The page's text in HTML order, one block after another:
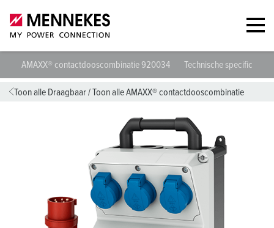
AMAXX® contactdooscombinatie 920034 Technische specificaties
Toon alle Draagbaar/Toon alle AMAXX® contactdooscombinatie